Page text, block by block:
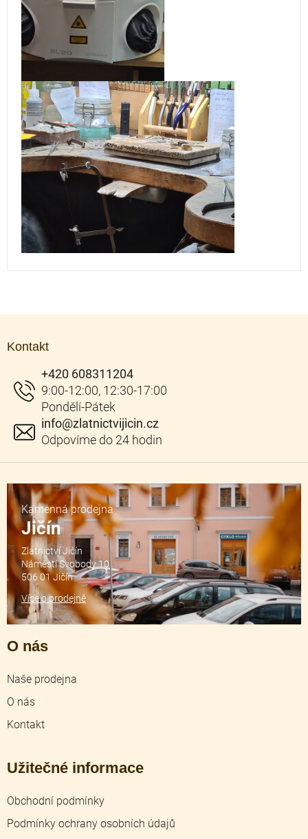
Kontakt
info@zlatnictvijicin.cz
+420 608311204
O nás
Naše prodejna
O nás
Kontakt
Užitečné informace
Obchodní podmínky
Podmínky ochrany osobních údajů
Kamenná prodejna
Jičín
Zlatnictví Jičín
Náměstí Svobody 10
506 01 Jičín
Více o prodejně